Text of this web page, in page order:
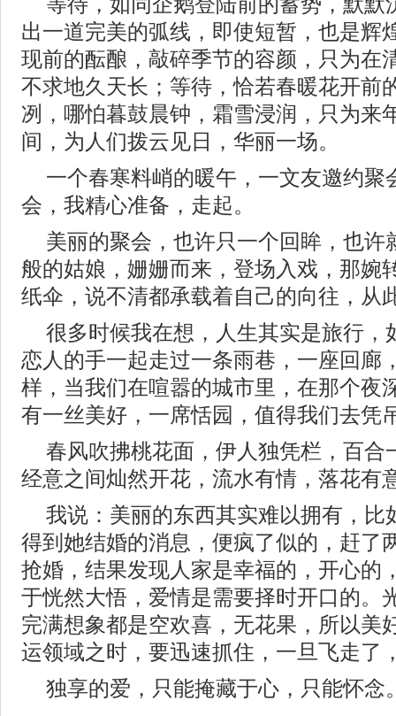
出一道完美的弧线，即使短暂，也是辉
现前的酝酿，敲碎季节的容颜，只为在
不求地久天长；等待，恰若春暖花开前
冽，哪怕暮鼓晨钟，霜雪浸润，只为来
间，为人们拨云见日，华丽一场。
一个春寒料峭的暖午，一文友邀约聚
会，我精心准备，走起。
美丽的聚会，也许只一个回眸，也许
般的姑娘，姗姗而来，登场入戏，那婉
纸伞，说不清都承载着自己的向往，从
很多时候我在想，人生其实是旅行，
恋人的手一起走过一条雨巷，一座回廊
样，当我们在喧嚣的城市里，在那个夜
有一丝美好，一席恬园，值得我们去凭
春风吹拂桃花面，伊人独凭栏，百合
经意之间灿然开花，流水有情，落花有
我说：美丽的东西其实难以拥有，比
得到她结婚的消息，便疯了似的，赶了
抢婚，结果发现人家是幸福的，开心的
于恍然大悟，爱情是需要择时开口的。
完满想象都是空欢喜，无花果，所以美
运领域之时，要迅速抓住，一旦飞走了
独享的爱，只能掩藏于心，只能怀念